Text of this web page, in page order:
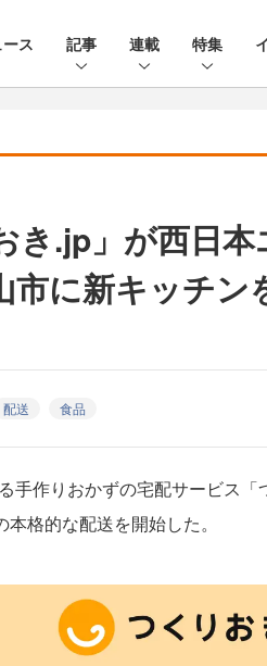
ス 記事 連載 特集
き.jp」が西日
市に新キッチン
配送 食品
手作りおかずの宅配サービス「
格的な配送を開始した。